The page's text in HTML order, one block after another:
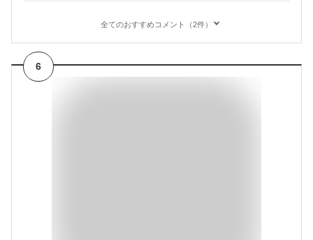
全てのおすすめコメント（2件）
6